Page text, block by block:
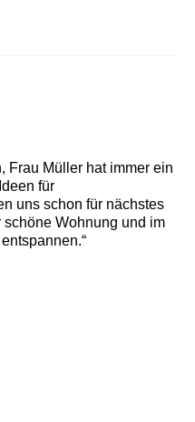
Frau Müller hat immer ein
für
uns schon für nächstes
Wohnung und im